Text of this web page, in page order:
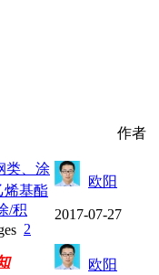
作者
类、涂
烯基酯
/积
2
欧阳
2017-07-27
欧阳